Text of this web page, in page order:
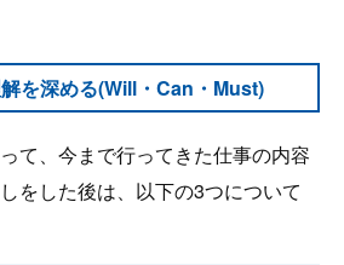
を深める(Will・Can・Must)
て、今まで行ってきた仕事の内容
をした後は、以下の3つについて